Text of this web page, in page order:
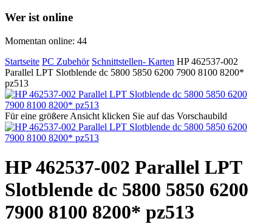
Wer ist online
Momentan online: 44
Startseite PC Zubehör Schnittstellen- Karten HP 462537-002
Parallel LPT Slotblende dc 5800 5850 6200 7900 8100 8200*
pz513
Für eine größere Ansicht klicken Sie auf das Vorschaubild
HP 462537-002 Parallel LPT
Slotblende dc 5800 5850 6200
7900 8100 8200* pz513